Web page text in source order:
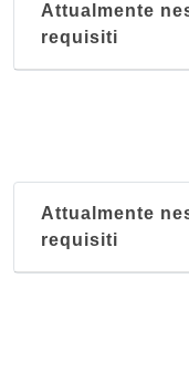
Attualmente
requisiti
Attualmente
requisiti